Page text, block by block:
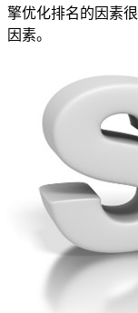
擎优化排名的因素
因素。